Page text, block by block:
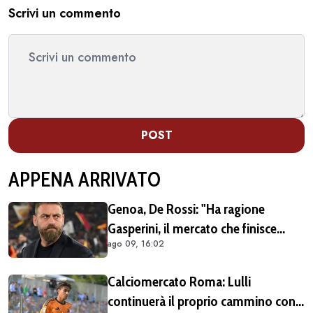
Scrivi un commento
POST
APPENA ARRIVATO
Genoa, De Rossi: "Ha ragione
Gasperini, il mercato che finisce
dopo l'inizio del campionato è una
ago 09, 16:02
Calciomercato Roma: Lulli
continuerà il proprio cammino con